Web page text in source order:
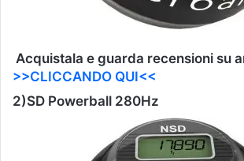
Acquistala e guarda recensioni su
>>CLICCANDO QUI<<
2)SD Powerball 280Hz